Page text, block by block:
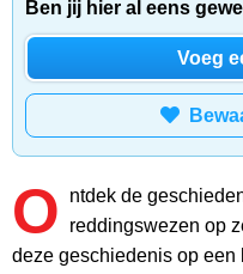
Ben jij hier al eens
Voeg
O
ntdek de
reddingswezen op
deze geschiedenis op een